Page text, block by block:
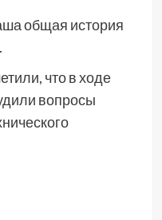
общая история
что в ходе
вопросы